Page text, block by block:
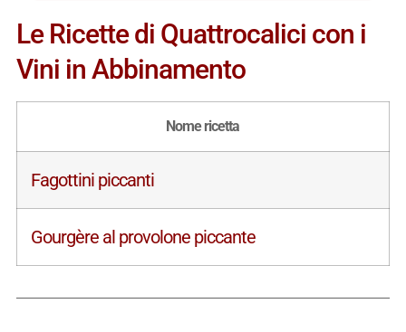
Le Ricette di Quattrocalici con i
Vini in Abbinamento
Nome ricetta
Fagottini piccanti
Gourgère al provolone piccante